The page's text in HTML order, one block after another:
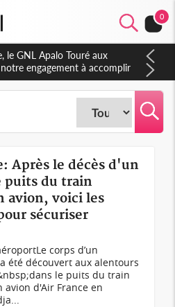
0
le GNL Apalo Touré aux
engagement à accomplir
loyauté et
Après le décès d'un
puits du train
avion, voici les
sécuriser
corps d’un
été découvert aux alentours
le puits du train
d'Air France en